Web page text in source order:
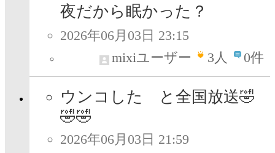
夜だから眠かった？
2026年06月03日 23:15
mixiユーザー
3人 0件
ウンコした と全国放送🤣
🤣🤣
2026年06月03日 21:59